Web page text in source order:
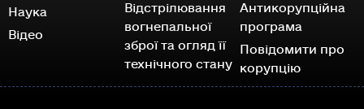
Наука
Відео
Відстрілювання
вогнепальної
зброї та огляд її
технічного стану
Антикорупційна
програма
Повідомити про
корупцію